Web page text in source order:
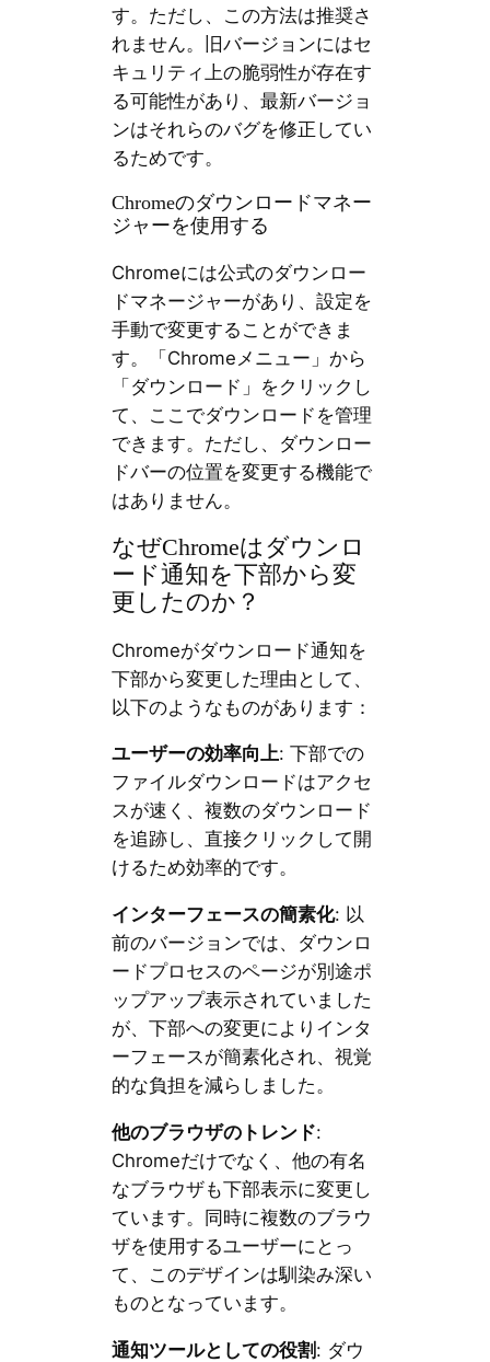
す。ただし、この方法は推奨さ
れません。旧バージョンにはセ
キュリティ上の脆弱性が存在す
る可能性があり、最新バージョ
ンはそれらのバグを修正してい
るためです。
Chromeのダウンロードマネー
ジャーを使用する
Chromeには公式のダウンロー
ドマネージャーがあり、設定を
手動で変更することができま
す。「Chromeメニュー」から
「ダウンロード」をクリックし
て、ここでダウンロードを管理
できます。ただし、ダウンロー
ドバーの位置を変更する機能で
はありません。
なぜChromeはダウンロ
ード通知を下部から変
更したのか？
Chromeがダウンロード通知を
下部から変更した理由として、
以下のようなものがあります：
ユーザーの効率向上: 下部での
ファイルダウンロードはアクセ
スが速く、複数のダウンロード
を追跡し、直接クリックして開
けるため効率的です。
インターフェースの簡素化: 以
前のバージョンでは、ダウンロ
ードプロセスのページが別途ポ
ップアップ表示されていました
が、下部への変更によりインタ
ーフェースが簡素化され、視覚
的な負担を減らしました。
他のブラウザのトレンド:
Chromeだけでなく、他の有名
なブラウザも下部表示に変更し
ています。同時に複数のブラウ
ザを使用するユーザーにとっ
て、このデザインは馴染み深い
ものとなっています。
通知ツールとしての役割 : ダウ